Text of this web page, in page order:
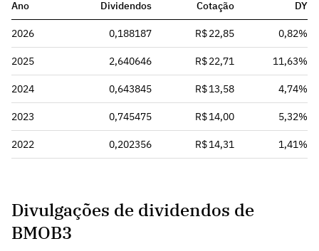
Ano Dividendos Cotação DY
2026 0,188187 R$ 22,85 0,82%
2025 2,640646 R$ 22,71 11,63%
2024 0,643845 R$ 13,58 4,74%
2023 0,745475 R$ 14,00 5,32%
2022 0,202356 R$ 14,31 1,41%
Divulgações de dividendos de
BMOB3